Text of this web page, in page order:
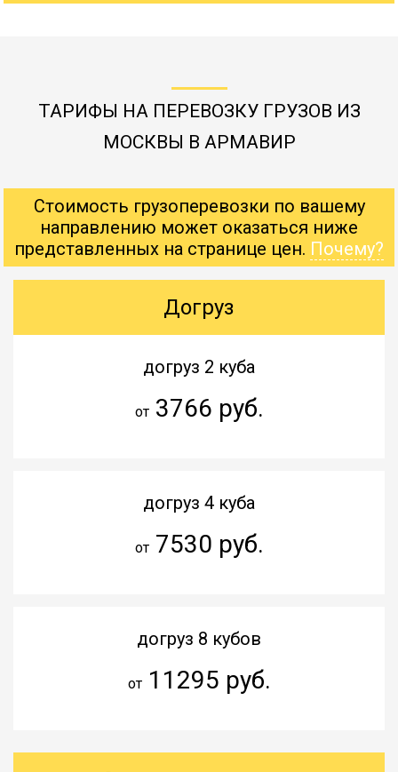
ТАРИФЫ НА ПЕРЕВОЗКУ ГРУЗОВ ИЗ
МОСКВЫ В АРМАВИР
Стоимость грузоперевозки по вашему
направлению может оказаться ниже
представленных на странице цен. Почему?
Догруз
догруз 2 куба
от3766 руб.
догруз 4 куба
от7530 руб.
догруз 8 кубов
от11295 руб.